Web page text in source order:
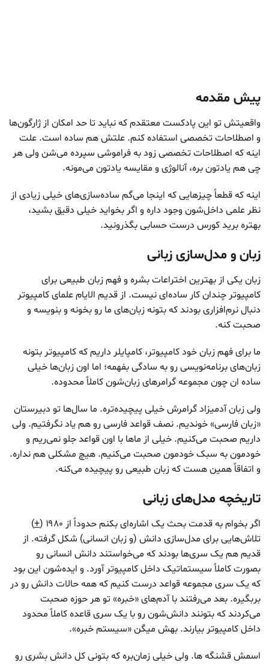
پیش‌ مقدمه
واقعیتش تو این پادکست معتقدم که نباید تا حد امکان از ژارگون‌ها
و اصطلاحات تخصصی استفاده کنم. علتش هم ساده‌ است. علت
اینه که اصطلاحات تخصصی زود به فراموشی سپرده می‌شن ولی هر
چی هم یادتون بره، آنالوژی و مقایسه یادتون می‌مونه.
اینه که قطعاً چیزهایی که اینجا می‌گم ساده‌سازی‌های خیلی زیادی از
نظر علمی داخل‌شون وجود داره و اگر بخواید خیلی دقیق‌ بشید،
بهتره برید کورس درست حسابی بگذرونید.
زبان و مدل‌سازی زبانی
زبان یکی از بهترین اختراعات بشره و فهم زبان طبیعی برای
کامپیوتر چندان کار ساده‌ای نیست. از قدیم الایام علمای کامپیوتر
دنبال نرم‌افزاری بودند که بتونه زبان‌های ما رو بخونه و بنویسه و
صحبت کنه.
ما برای فهم زبان خود کامپیوتر، کامپایلر داریم که کامپیوتر بتونه
زبان‌های برنامه‌نویسی رو به سادگی بفهمه؛ اما اون زبان‌ها خیلی
ساده ان چون مجموعه گرامرهای زبان‌شون کاملاً محدوده.
ولی زبان آدمیزاد گرامرش خیلی پیچیده‌تره. ما سال‌ها تو دبیرستان
«زبان فارسی» خوندیم. نصف قواعد فارسی رو هم یاد نگرفتیم. ولی
داریم صحبت می‌کنیم. خیلی از ماها با اون قواعد جلو نمی‌ریم و
خودمون به سبک خودمون صحبت می‌کنیم. هیچ مشکلی هم نداره.
و اتفاقاً همین هست که زبان طبیعی رو پیچیده می‌‌کنه.
تاریخچه مدل‌های زبانی
اگر بخوام به قدمت بحث یک اشاره‌ای بکنم حدوداً از ۱۹۸۰ ( +
)
تلاش‌هایی برای مدل‌‌سازی دانش (و زبان انسانی) شکل گرفته. از
قدیم هم یک سری‌ها بودند که می‌خواستند دانش‌ انسانی رو
بصورت کاملاً سیستماتیک داخل کامپیوتر آورد. و ایده‌شون این بود
که یک سری مجموعه قواعد درست کنیم که همه حالات دانش رو در
بربگیره. بعد می‌رفتند با آدم‌های «خبره» تو هر حوزه صحبت
می‌کردند که بتونند دانش‌شون رو با یک سری قاعده کاملاً محدود
داخل کامپیوتر بیارند. بهش میگن «سیستم خبره».
اسمش قشنگه ها. ولی خیلی زمان‌بره که بتونی کل دانش بشری رو